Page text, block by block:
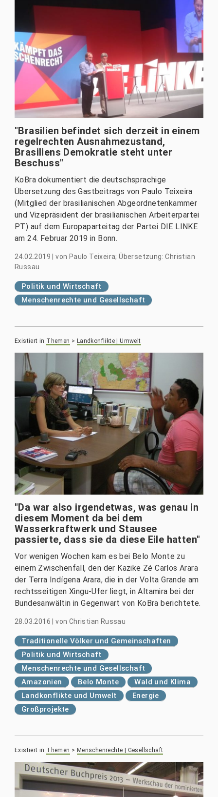
"Brasilien befindet sich derzeit in einem
regelrechten Ausnahmezustand,
Brasiliens Demokratie steht unter
Beschuss"
KoBra dokumentiert die deutschsprachige
Übersetzung des Gastbeitrags von Paulo Teixeira
(Mitglied der brasilianischen Abgeordnetenkammer
und Vizepräsident der brasilianischen Arbeiterpartei
PT) auf dem Europaparteitag der Partei DIE LINKE
am 24. Februar 2019 in Bonn.
24.02.2019 |von Paulo Teixeira; Übersetzung: Christian
Russau
Politik und Wirtschaft
Menschenrechte und Gesellschaft
Existiert in Themen > Landkonflikte | Umwelt
"Da war also irgendetwas, was genau in
diesem Moment da bei dem
Wasserkraftwerk und Stausee
passierte, dass sie da diese Eile hatten"
Vor wenigen Wochen kam es bei Belo Monte zu
einem Zwischenfall, den der Kazike Zé Carlos Arara
der Terra Indígena Arara, die in der Volta Grande am
rechtsseitigen Xingu-Ufer liegt, in Altamira bei der
Bundesanwältin in Gegenwart von KoBra berichtete.
28.03.2016 |von Christian Russau
Traditionelle Völker und Gemeinschaften
Politik und Wirtschaft
Menschenrechte und Gesellschaft
Amazonien
Belo Monte
Wald und Klima
Landkonflikte und Umwelt
Energie
Großprojekte
Existiert in Themen > Menschenrechte | Gesellschaft